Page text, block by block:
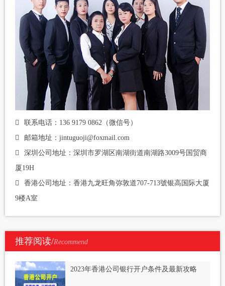
联系电话：136 9179 0862（微信号）
邮箱地址：jintuguoji@foxmail.com
深圳公司地址：深圳市罗湖区南湖街道南湖路3009号国贸商
厦19H
香港公司地址：香港九龙旺角弥敦道707-713號银高国际大厦
9楼A室
推荐阅读/Recommend
2023年香港公司银行开户条件及最新攻略